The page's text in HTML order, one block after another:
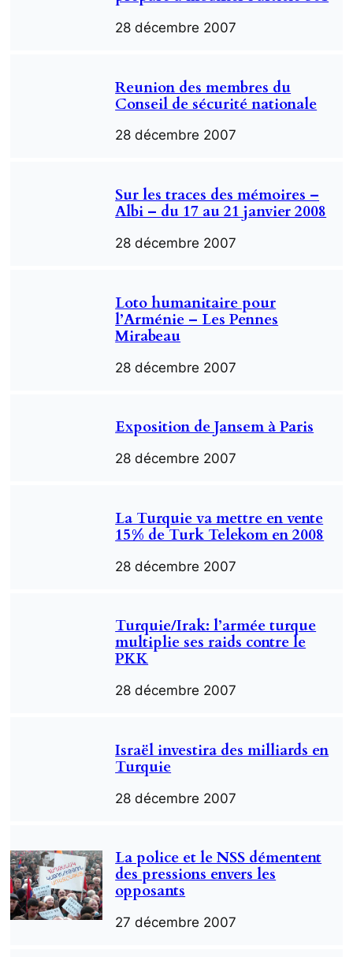
28 décembre 2007
Reunion des membres du
Conseil de sécurité nationale
28 décembre 2007
Sur les traces des mémoires –
Albi – du 17 au 21 janvier 2008
28 décembre 2007
Loto humanitaire pour
l’Arménie – Les Pennes
Mirabeau
28 décembre 2007
Exposition de Jansem à Paris
28 décembre 2007
La Turquie va mettre en vente
15% de Turk Telekom en 2008
28 décembre 2007
Turquie/Irak: l’armée turque
multiplie ses raids contre le
PKK
28 décembre 2007
Israël investira des milliards en
Turquie
28 décembre 2007
La police et le NSS démentent
des pressions envers les
opposants
27 décembre 2007